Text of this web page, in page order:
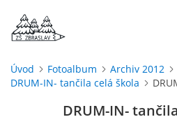
ÚVOD
Úvod Fotoalbum
Archiv 2012
DRUM-IN- tančila celá škola
DRUM-IN-